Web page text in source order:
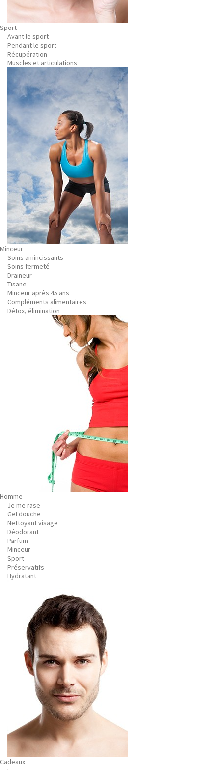
Sport
Avant le sport
Pendant le sport
Récupération
Muscles et articulations
Minceur
Soins amincissants
Soins fermeté
Draineur
Tisane
Minceur après 45 ans
Compléments alimentaires
Détox, élimination
Homme
Je me rase
Gel douche
Nettoyant visage
Déodorant
Parfum
Minceur
Sport
Préservatifs
Hydratant
Cadeaux